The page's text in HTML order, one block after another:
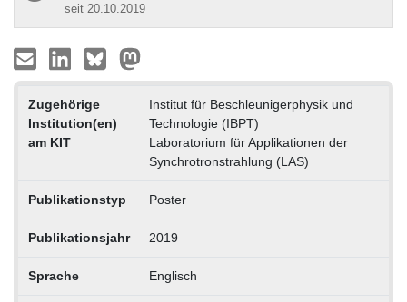
seit 20.10.2019
Zugehörige
Institution(en)
am KIT
Institut für Beschleunigerphysik und
Technologie (IBPT)
Laboratorium für Applikationen der
Synchrotronstrahlung (LAS)
Publikationstyp Poster
Publikationsjahr 2019
Sprache Englisch